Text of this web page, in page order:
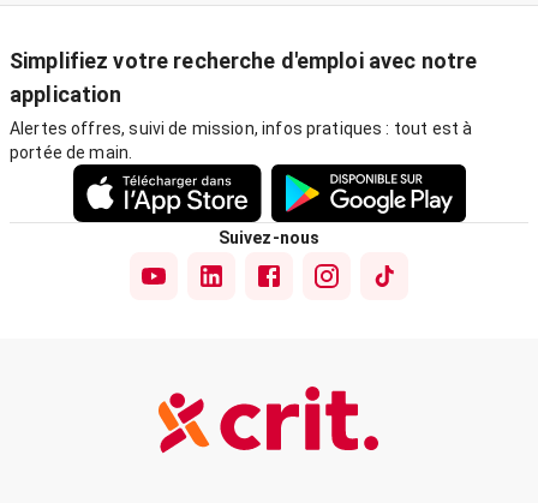
Simplifiez votre recherche d'emploi avec notre
application
Alertes offres, suivi de mission, infos pratiques : tout est à
portée de main.
Suivez-nous